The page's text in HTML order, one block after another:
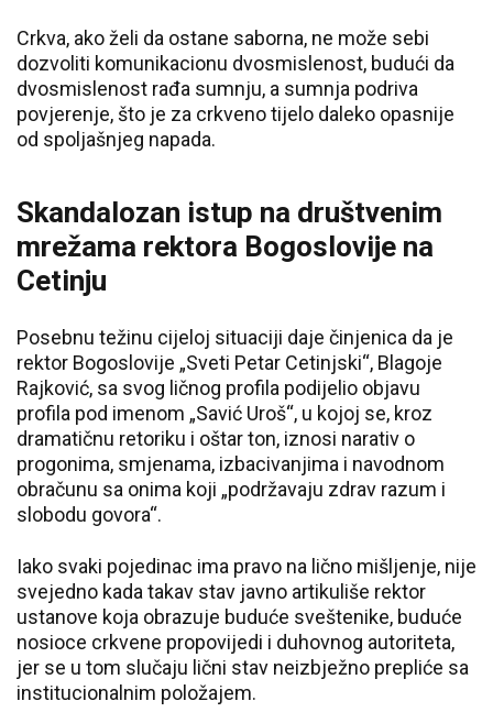
Crkva, ako želi da ostane saborna, ne može sebi
dozvoliti komunikacionu dvosmislenost, budući da
dvosmislenost rađa sumnju, a sumnja podriva
povjerenje, što je za crkveno tijelo daleko opasnije
od spoljašnjeg napada.
Skandalozan istup na društvenim
mrežama rektora Bogoslovije na
Cetinju
Posebnu težinu cijeloj situaciji daje činjenica da je
rektor Bogoslovije „Sveti Petar Cetinjski“, Blagoje
Rajković, sa svog ličnog profila podijelio objavu
profila pod imenom „Savić Uroš“, u kojoj se, kroz
dramatičnu retoriku i oštar ton, iznosi narativ o
progonima, smjenama, izbacivanjima i navodnom
obračunu sa onima koji „podržavaju zdrav razum i
slobodu govora“.
Iako svaki pojedinac ima pravo na lično mišljenje, nije
svejedno kada takav stav javno artikuliše rektor
ustanove koja obrazuje buduće sveštenike, buduće
nosioce crkvene propovijedi i duhovnog autoriteta,
jer se u tom slučaju lični stav neizbježno prepliće sa
institucionalnim položajem.